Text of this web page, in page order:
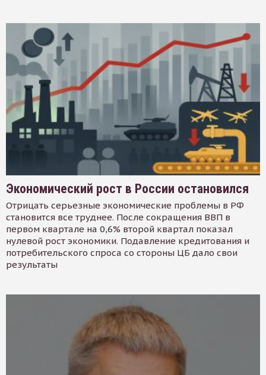
Экономический рост в России остановился
Отрицать серьезные экономические проблемы в РФ
становится все труднее. После сокращения ВВП в
первом квартале на 0,6% второй квартал показал
нулевой рост экономики. Подавление кредитования и
потребительского спроса со стороны ЦБ дало свои
результаты